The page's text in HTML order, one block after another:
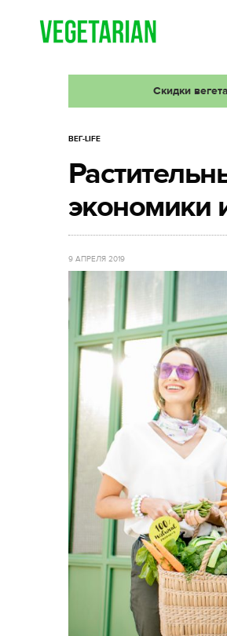
Скидки
ВЕГ-LIFE
экономики
9 АПРЕЛЯ 2019